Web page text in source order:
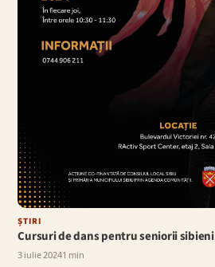
ȘTIRI
Cursuri de dans pentru seniorii sibieni
3 iulie 20241 min